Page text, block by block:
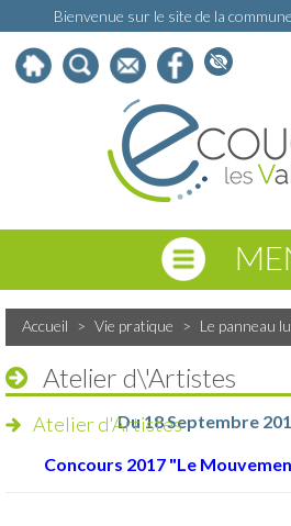
Bienvenue sur le site de la
Accueil > Vie pratique > Le panneau
Atelier d\'Artistes
Atelier d'ArtistesDu 18 Septembre
Concours 2017 "Le